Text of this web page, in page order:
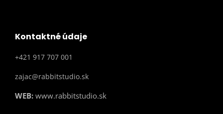
Kontaktné údaje
+421 917 707 001
zajac@rabbitstudio.sk
WEB: www.rabbitstudio.sk